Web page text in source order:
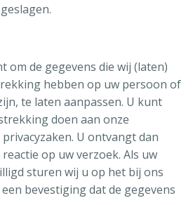
om de gegevens die wij (laten)
hebben op uw persoon of
te laten aanpassen. U kunt
doen aan onze
U ontvangt dan
op uw verzoek. Als uw
sturen wij u op het bij ons
bevestiging dat de gegevens